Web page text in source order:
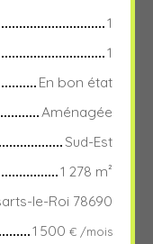
1
1
En bon état
Aménagée
Sud-Est
1 278 m²
le-Roi 78690
1 500 € /mois